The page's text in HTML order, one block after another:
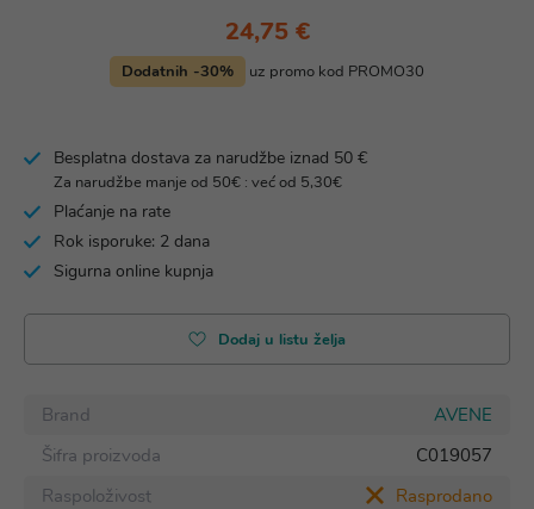
24,75 €
Dodatnih -30% uz promo kod PROMO30
Besplatna dostava za narudžbe iznad 50 €
Za narudžbe manje od 50€ : već od 5,30€
Plaćanje na rate
Rok isporuke: 2 dana
Sigurna online kupnja
Dodaj u listu želja
Brand
AVENE
Šifra proizvoda
C019057
Raspoloživost
Rasprodano